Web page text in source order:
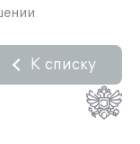
К списку